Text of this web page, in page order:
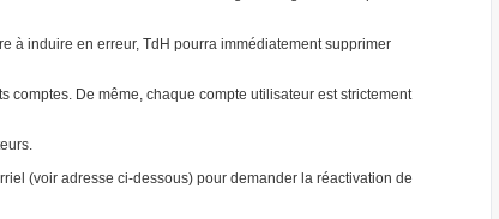
à induire en erreur, TdH pourra immédiatement supprimer
comptes. De même, chaque compte utilisateur est strictement
(voir adresse ci-dessous) pour demander la réactivation de